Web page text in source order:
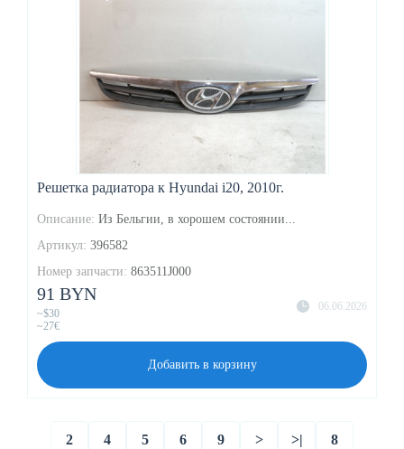
Решетка радиатора к Hyundai i20, 2010г.
Описание: Из Бельгии, в хорошем состоянии...
Артикул: 396582
Номер запчасти: 863511J000
06.06.2026
91 BYN
~$30
~27€
Добавить в корзину
2 4 5 6 8
9 > >|